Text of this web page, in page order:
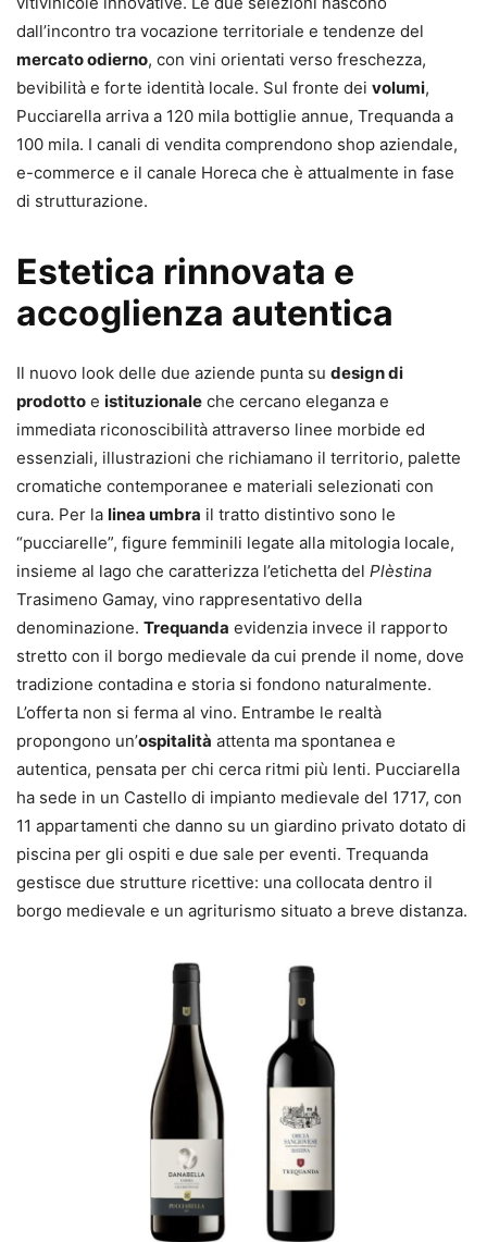
dall’incontro tra vocazione territoriale e tendenze del
mercato odierno, con vini orientati verso freschezza,
bevibilità e forte identità locale. Sul fronte dei volumi,
Pucciarella arriva a 120 mila bottiglie annue, Trequanda a
100 mila. I canali di vendita comprendono shop aziendale,
e-commerce e il canale Horeca che è attualmente in fase
di strutturazione.
Estetica rinnovata e
accoglienza autentica
Il nuovo look delle due aziende punta su design di
prodotto e istituzionale che cercano eleganza e
immediata riconoscibilità attraverso linee morbide ed
essenziali, illustrazioni che richiamano il territorio, palette
cromatiche contemporanee e materiali selezionati con
cura. Per la linea umbra il tratto distintivo sono le
“pucciarelle”, figure femminili legate alla mitologia locale,
insieme al lago che caratterizza l’etichetta del Plèstina
Trasimeno Gamay, vino rappresentativo della
denominazione. Trequanda evidenzia invece il rapporto
stretto con il borgo medievale da cui prende il nome, dove
tradizione contadina e storia si fondono naturalmente.
L’offerta non si ferma al vino. Entrambe le realtà
propongono un’ospitalità attenta ma spontanea e
autentica, pensata per chi cerca ritmi più lenti. Pucciarella
ha sede in un Castello di impianto medievale del 1717, con
11 appartamenti che danno su un giardino privato dotato di
piscina per gli ospiti e due sale per eventi. Trequanda
gestisce due strutture ricettive: una collocata dentro il
borgo medievale e un agriturismo situato a breve distanza.